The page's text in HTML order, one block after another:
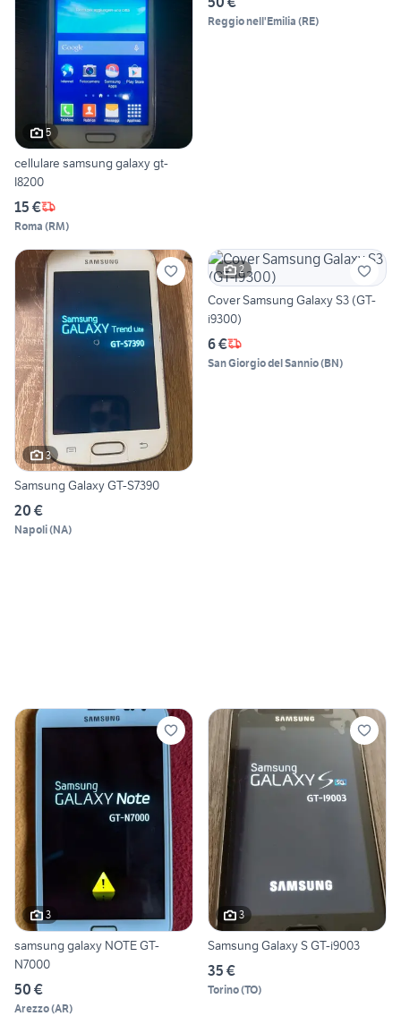
5
cellulare samsung galaxy gt-
I8200
15 €
Roma (RM)
Reggio nell'Emilia (RE)
3
Samsung Galaxy GT-S7390
20 €
Napoli(NA)
2
Cover Samsung Galaxy S3 (GT-
i9300)
6 €
San Giorgio del Sannio(BN)
3
samsung galaxy NOTE GT-
N7000
50 €
Arezzo(AR)
3
Samsung Galaxy S GT-i9003
35 €
Torino(TO)